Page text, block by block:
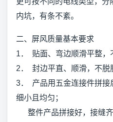
内坑，有条不紊。
二、屏风质量基本要求
1． 贴面、弯边顺滑平整，
2． 封边平直、顺滑，不脱
3． 产品用五金连接件拼接
细小且均匀；
整件产品拼接好，接缝齐